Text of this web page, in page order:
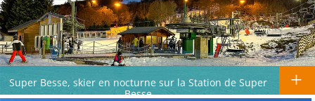
Super Besse, skier en nocturne sur la Station de Super
Besse